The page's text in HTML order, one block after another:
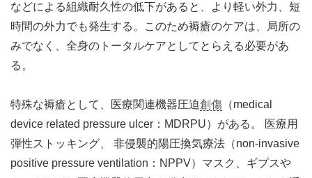
などによる組織耐久性の低下があると、より軽い外力、短
時間の外力でも発生する。このため褥瘡のケアは、局所の
みでなく、全身のトータルケアとしてとらえる必要があ
る。
特殊な褥瘡として、医療関連機器圧迫創傷 （medical
device related pressure ulcer：MDRPU）がある。 医療用
弾性ストッキング、 非侵襲的陽圧換気療法（non-invasive
positive pressure ventilation：NPPV）マスク、ギプスや